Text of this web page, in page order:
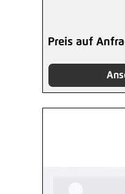
Preis auf